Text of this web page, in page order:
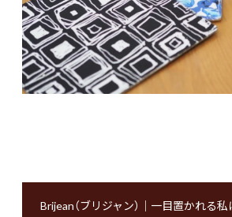
Brijean（ブリジャン）｜一目置かれる